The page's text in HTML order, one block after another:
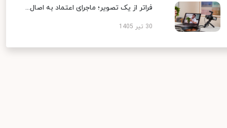
فراتر از یک تصویر؛ ماجرای اعتماد به اصال...
30 تیر 1405